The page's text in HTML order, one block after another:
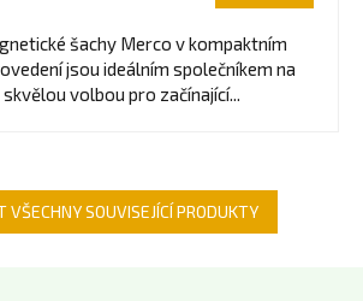
šachy Merco v kompaktním
jsou ideálním společníkem na
volbou pro začínající...
VŠECHNY SOUVISEJÍCÍ PRODUKTY